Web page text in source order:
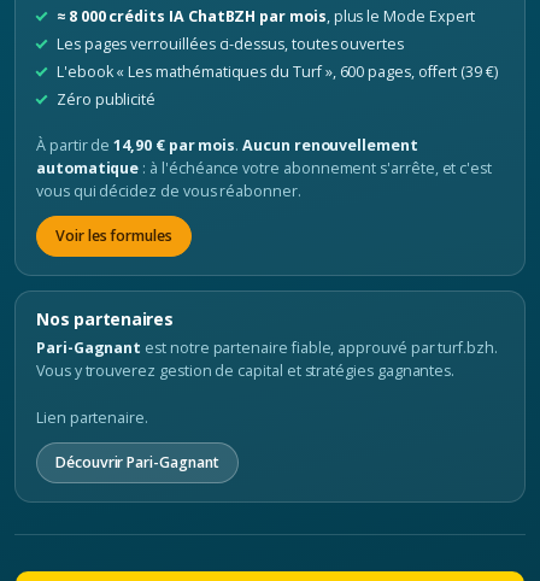
≈ 8 000 crédits IA ChatBZH par mois, plus le Mode Expert
Les pages verrouillées ci-dessus, toutes ouvertes
L'ebook « Les mathématiques du Turf », 600 pages, offert (39 €)
Zéro publicité
À partir de14,90 € par mois.Aucun renouvellement
automatique : à l'échéance votre abonnement s'arrête, et c'est
vous qui décidez de vous réabonner.
Voir les formules
Nos partenaires
Pari-Gagnant est notre partenaire fiable, approuvé par turf.bzh.
Vous y trouverez gestion de capital et stratégies gagnantes.
Lien partenaire.
Découvrir Pari-Gagnant